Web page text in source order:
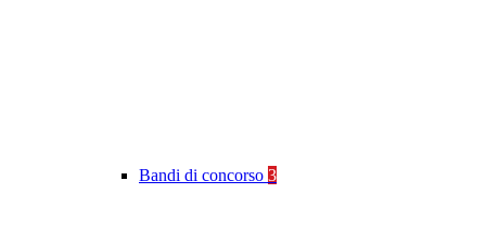
Bandi di concorso 3